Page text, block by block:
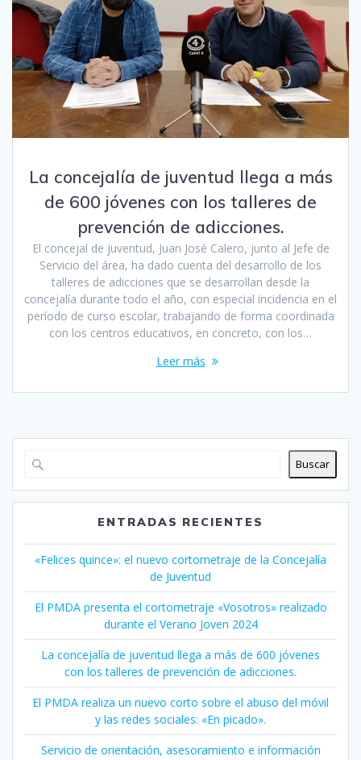
La concejalía de juventud llega a más
de 600 jóvenes con los talleres de
prevención de adicciones.
El concejal de juventud, Juan José Calero, junto al Jefe de
Servicio del área, ha dado cuenta del desarrollo de los
talleres de adicciones que se desarrollan desde la
concejalía durante todo el año, con especial incidencia en el
período de curso escolar, trabajando de forma coordinada
con los centros educativos, en concreto, con los…
Leer más
Buscar
ENTRADAS RECIENTES
«Felices quince»: el nuevo cortometraje de la Concejalía
de Juventud
El PMDA presenta el cortometraje «Vosotros» realizado
durante el Verano Joven 2024
La concejalía de juventud llega a más de 600 jóvenes
con los talleres de prevención de adicciones.
El PMDA realiza un nuevo corto sobre el abuso del móvil
y las redes sociales: «En picado».
Servicio de orientación, asesoramiento e información